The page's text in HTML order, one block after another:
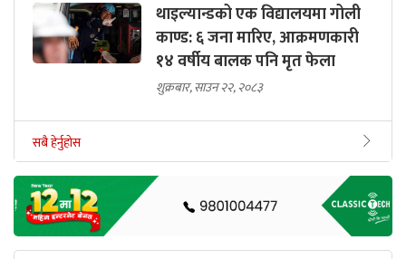
थाइल्यान्डको एक विद्यालयमा गोली
काण्ड: ६ जना मारिए, आक्रमणकारी
१४ वर्षीय बालक पनि मृत फेला
शुक्रबार, साउन २२, २०८३
सबै हेर्नुहोस